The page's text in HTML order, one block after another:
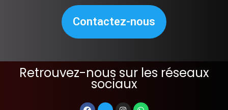
Contactez-nous
Retrouvez-nous sur les réseaux
sociaux